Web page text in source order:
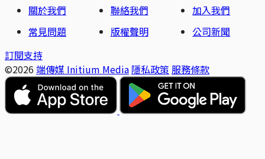
關於我們
聯絡我們
加入我們
常見問題
版權聲明
公司新聞
訂閱支持
©2026 端傳媒 Initium Media 隱私政策 服務條款